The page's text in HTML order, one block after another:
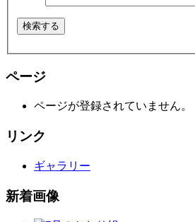
ページ
ページが登録されていません。
リンク
ギャラリー
新着画像